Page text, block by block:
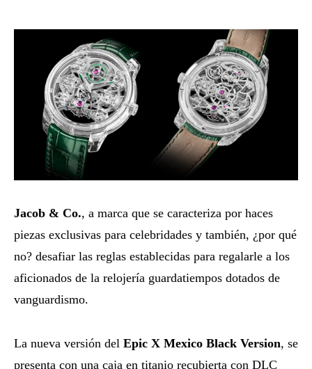
Jacob & Co., a marca que se caracteriza por haces
piezas exclusivas para celebridades y también, ¿por qué
no? desafiar las reglas establecidas para regalarle a los
aficionados de la relojería guardatiempos dotados de
vanguardismo.
La nueva versión del Epic X Mexico Black Version, se
presenta con una caja en titanio recubierta con DLC